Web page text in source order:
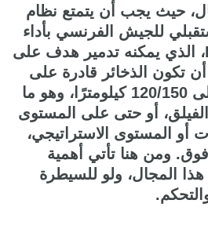
حيث يجب أن يتمتع نظام
للجيش الفرنسي بأداء
أفضل بكثير من LRU، الذي يمكنه تدمير هدف على
يجب أن تكون الذخائر قادرة على
ضرب مسافة تصل إلى 120/150 كيلومترًا، وهو ما
أو حتى على المستوى
أو المستوى الاستراتيجي،
وما فوق. ومن هنا تأتي أهمية
المجال، ولو للسيطرة